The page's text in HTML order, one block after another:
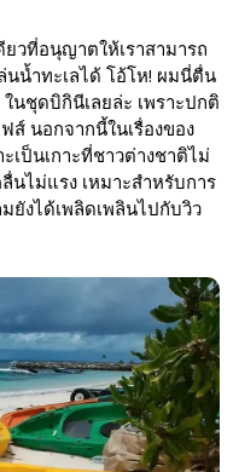
ยวที่อนุญาตให้เราสามารถ
นน้ำทะเลได้ โอ้โห! ผมนี่ตื่น
นชุดบิกินีเลยล่ะ เพราะปกติ
นอกจากนี้ในเรื่องของ
เป็นเกาะที่ชาวต่างชาติไม่
นไม่แรง เหมาะสำหรับการ
ยังได้เพลิดเพลินไปกับวิว